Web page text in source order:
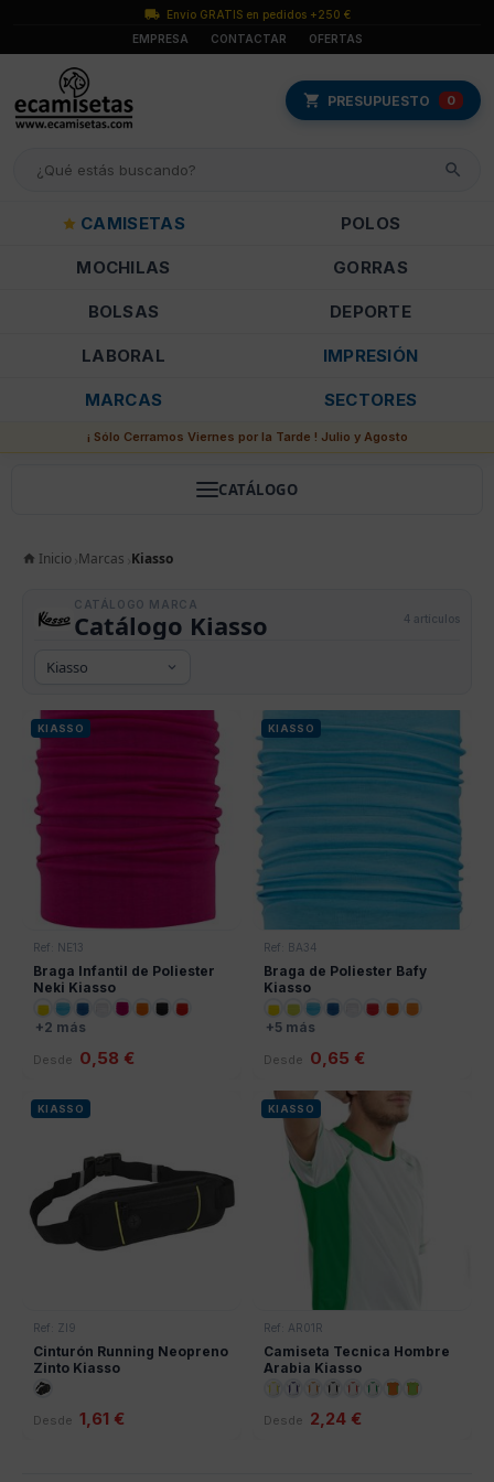
Envío GRATIS en pedidos +250 €
EMPRESA
CONTACTAR OFERTAS
PRESUPUESTO 0
CAMISETAS POLOS
MOCHILAS GORRAS
BOLSAS DEPORTE
LABORAL IMPRESIÓN
MARCAS SECTORES
¡ Sólo Cerramos Viernes por la Tarde ! Julio y Agosto
CATÁLOGO
Inicio Marcas Kiasso
CATÁLOGO MARCA
Catálogo Kiasso 4 artículos
KIASSO
Ref: NE13
Braga Infantil de Poliester
Neki Kiasso
+2 más
Desde 0,58 €
KIASSO
Ref: BA34
Braga de Poliester Bafy
Kiasso
+5 más
Desde 0,65 €
KIASSO
Ref: ZI9
Cinturón Running Neopreno
Zinto Kiasso
Desde 1,61 €
KIASSO
Ref: AR01R
Camiseta Tecnica Hombre
Arabia Kiasso
Desde 2,24 €